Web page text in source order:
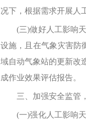
况下，根据需求开展人
(三)做好人工影响天
设施，且在气象灾害防
域自动气象站的更新改
成作业效果评估报告。
三、加强安全监管
(一)强化人工影响天